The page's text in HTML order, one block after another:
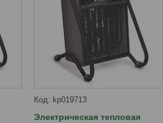
kp019713
Электрическая тепловая